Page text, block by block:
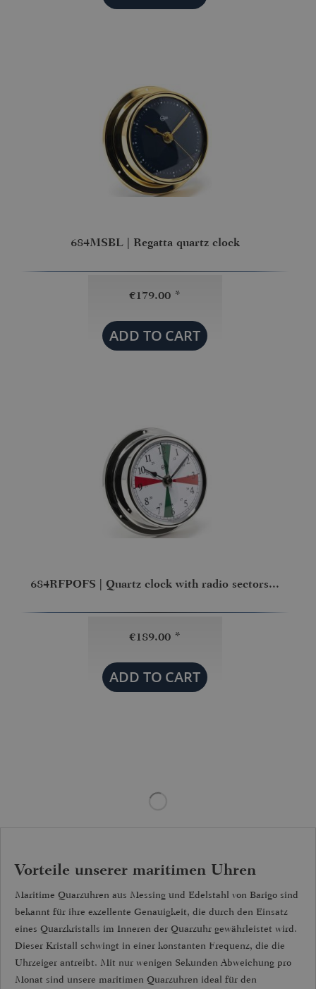
684MSBL | Regatta quartz clock
€179.00 *
ADD TO CART
684RFPOFS | Quartz clock with radio sectors...
€189.00 *
ADD TO CART
Vorteile unserer maritimen Uhren
Maritime Quarzuhren aus Messing und Edelstahl von Barigo sind
bekannt für ihre exzellente Genauigkeit, die durch den Einsatz
eines Quarzkristalls im Inneren der Quarzuhr gewährleistet wird.
Dieser Kristall schwingt in einer konstanten Frequenz, die die
Uhrzeiger antreibt. Mit nur wenigen Sekunden Abweichung pro
Monat sind unsere maritimen Quarzuhren ideal für den